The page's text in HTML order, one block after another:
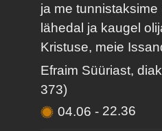
ja me
lähedal ja kaugel
Kristuse, meie
Efraim Süüriast,
373)
04.06- 22.36